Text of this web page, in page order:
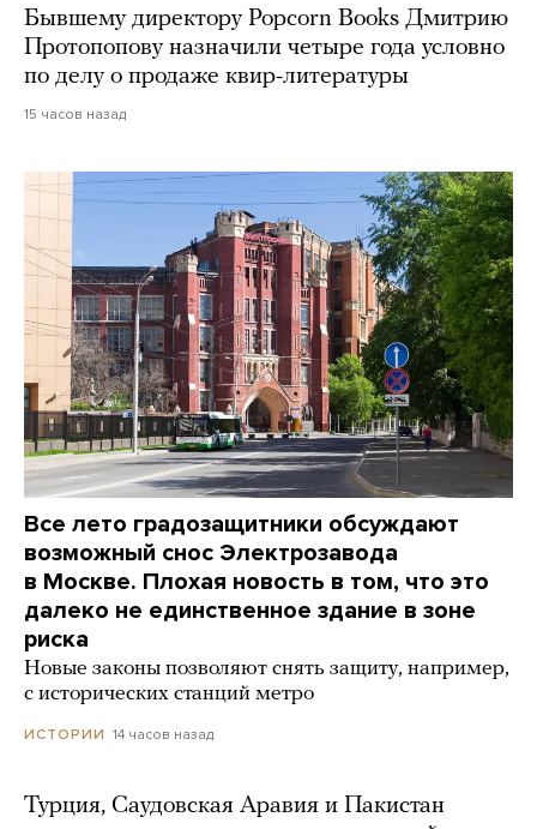
Бывшему директору Popcorn Books Дмитрию
Протопопову назначили четыре года условно
по делу о продаже квир-литературы
15 часов назад
Все лето градозащитники обсуждают
возможный снос Электрозавода
в Москве. Плохая новость в том, что это
далеко не единственное здание в зоне
риска
Новые законы позволяют снять защиту, например,
с исторических станций метро
ИСТОРИИ 14 часов назад
Турция, Саудовская Аравия и Пакистан